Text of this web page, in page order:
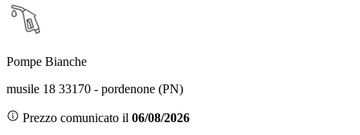
Pompe Bianche
musile 18 33170 - pordenone (PN)
Prezzo comunicato il 06/08/2026